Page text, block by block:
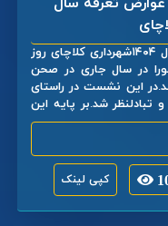
ادامه بررسی و تصویب تعرفه عوارض سال ۱۴۰۴شهرداری کلاچای روز
در سال جاری در صحن
این نشست در راستای
شد.بر پایه این
کپی لینک